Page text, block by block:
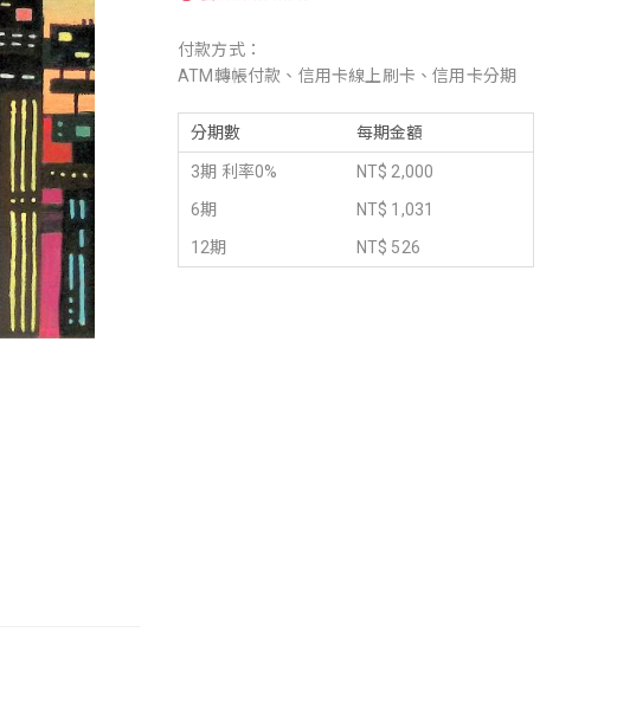
付款方式：
ATM轉帳付款、信用卡線上刷卡、信用卡分期
分期數 每期金額
3期 利率0%
NT$ 2,000
6期
NT$ 1,031
12期
NT$ 526